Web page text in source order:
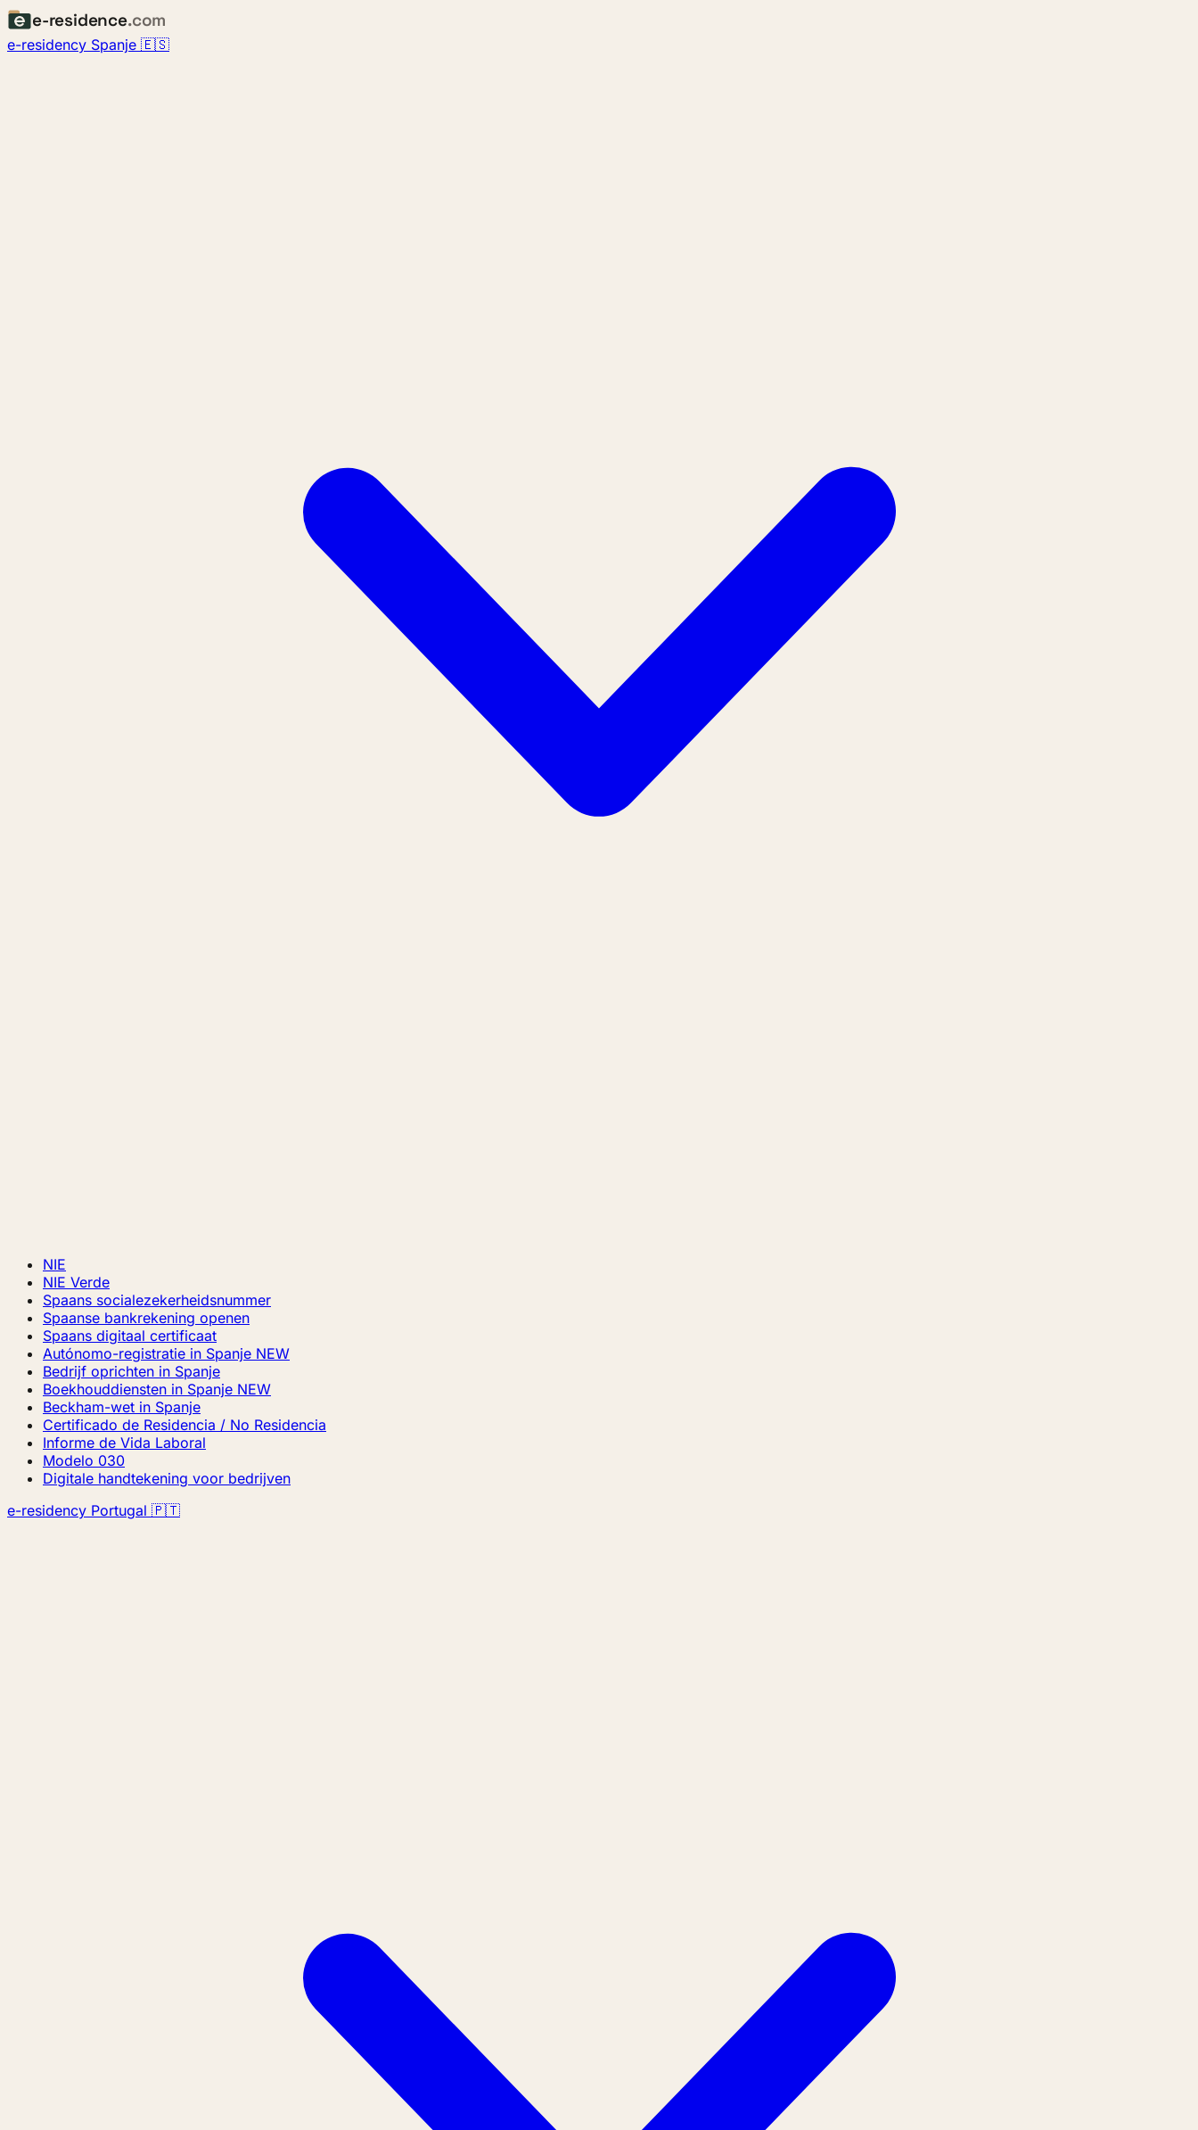
e-residence.com
e-residency Spanje 🇪🇸
NIE
NIE Verde
Spaans socialezekerheidsnummer
Spaanse bankrekening openen
Spaans digitaal certificaat
Autónomo-registratie in Spanje NEW
Bedrijf oprichten in Spanje
Boekhouddiensten in Spanje NEW
Beckham-wet in Spanje
Certificado de Residencia / No Residencia
Informe de Vida Laboral
Modelo 030
Digitale handtekening voor bedrijven
e-residency Portugal 🇵🇹